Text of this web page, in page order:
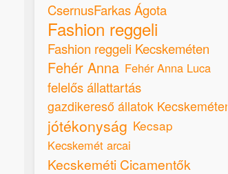
CsernusFarkas Ágota
Fashion reggeli
Fashion reggeli Kecskeméten
Fehér Anna Fehér Anna Luca
felelős állattartás
gazdikereső állatok Kecskeméten
jótékonyság Kecsap
Kecskemét arcai
Kecskeméti Cicamentők